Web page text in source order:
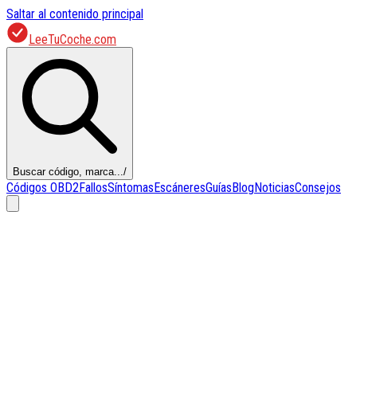
Saltar al contenido principal
LeeTuCoche.com
Buscar código, marca.../
Códigos OBD2FallosSíntomasEscáneresGuíasBlogNoticiasConsejos